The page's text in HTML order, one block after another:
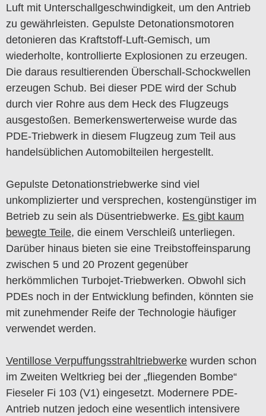
Luft mit Unterschallgeschwindigkeit, um den Antrieb
zu gewährleisten. Gepulste Detonationsmotoren
detonieren das Kraftstoff-Luft-Gemisch, um
wiederholte, kontrollierte Explosionen zu erzeugen.
Die daraus resultierenden Überschall-Schockwellen
erzeugen Schub. Bei dieser PDE wird der Schub
durch vier Rohre aus dem Heck des Flugzeugs
ausgestoßen. Bemerkenswerterweise wurde das
PDE-Triebwerk in diesem Flugzeug zum Teil aus
handelsüblichen Automobilteilen hergestellt.
Gepulste Detonationstriebwerke sind viel
unkomplizierter und versprechen, kostengünstiger im
Betrieb zu sein als Düsentriebwerke. Es gibt kaum
bewegte Teile, die einem Verschleiß unterliegen.
Darüber hinaus bieten sie eine Treibstoffeinsparung
zwischen 5 und 20 Prozent gegenüber
herkömmlichen Turbojet-Triebwerken. Obwohl sich
PDEs noch in der Entwicklung befinden, könnten sie
mit zunehmender Reife der Technologie häufiger
verwendet werden.
Ventillose Verpuffungsstrahltriebwerke wurden schon
im Zweiten Weltkrieg bei der „fliegenden Bombe“
Fieseler Fi 103 (V1) eingesetzt. Modernere PDE-
Antrieb nutzen jedoch eine wesentlich intensivere